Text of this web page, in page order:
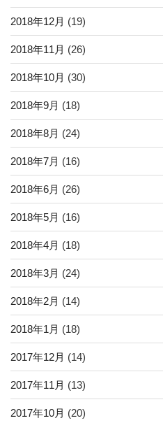
2018年12月 (19)
2018年11月 (26)
2018年10月 (30)
2018年9月 (18)
2018年8月 (24)
2018年7月 (16)
2018年6月 (26)
2018年5月 (16)
2018年4月 (18)
2018年3月 (24)
2018年2月 (14)
2018年1月 (18)
2017年12月 (14)
2017年11月 (13)
2017年10月 (20)